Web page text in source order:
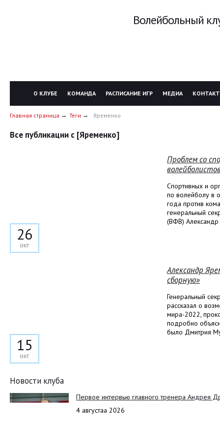
Волейбольный
О КЛУБЕ КОМАНДА РАСПИСАНИЕ ИГР МЕДИА
Главная страница Теги Яременко
Все публикации с [Яременко]
26
окт
Проблем со
Спортивных и
по волейболу в
года против
генеральный
(ВФВ)
15
окт
Александр
сборную»
Генеральный
рассказал о
мира-2022,
подробно
было Дмитрия
Новости клуба
Первое интервью главного тренера Андрея
4 августаа 2026